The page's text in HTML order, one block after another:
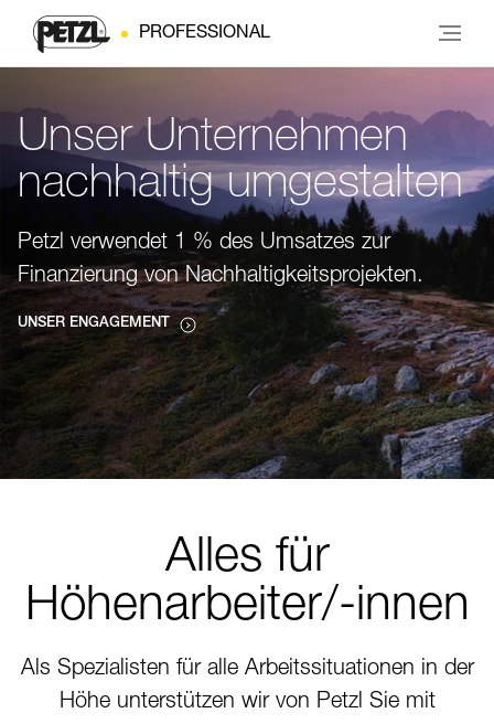
PROFESSIONAL
Unser Unternehmen
nachhaltig umgestalten
Petzl verwendet 1 % des Umsatzes zur
Finanzierung von Nachhaltigkeitsprojekten.
UNSER ENGAGEMENT
Alles für
Höhenarbeiter/-innen
Als Spezialisten für alle Arbeitssituationen in der
Höhe unterstützen wir von Petzl Sie mit